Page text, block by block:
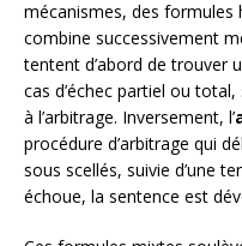
mécanismes, des formules
combine successivement
tentent d’abord de trouver
cas d’échec partiel ou
à l’arbitrage. Inversement, l’
procédure d’arbitrage qui
sous scellés, suivie d’une
échoue, la sentence est